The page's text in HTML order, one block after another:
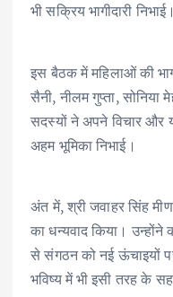
भी सक्रिय भागीदारी निभाई।
इस बैठक में महिलाओं की
सैनी, नीलम गुप्ता, सोनिया
सदस्यों ने अपने विचार
अहम भूमिका निभाई।
अंत में, श्री जवाहर सिंह
का धन्यवाद किया।
से संगठन को नई ऊंचाइयों
भविष्य में भी इसी तरह के